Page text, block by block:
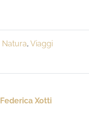
Natura, Viaggi
Federica Xotti